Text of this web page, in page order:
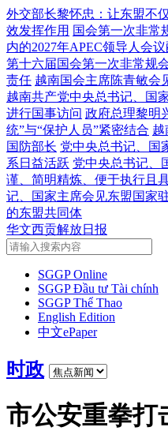
外交部长黎怀忠：让东盟不
效发挥作用 国会第一次非常
内的2027年APEC领导人会
第十六届国会第一次非常规
责任 越南国会主席陈青敏会
越南共产党中央总书记、国
进行国事访问 政府总理黎明
统”与“保护人员”紧密结合 越
国防部长 党中央总书记、国
系日益活跃 党中央总书记、
谨、简明精炼、便于执行且
记、国家主席会见东盟国家
的东盟共同体
华文西贡解放日报
SGGP Online
SGGP Đầu tư Tài chính
SGGP Thể Thao
English Edition
中文ePaper
时政
市公安重拳打